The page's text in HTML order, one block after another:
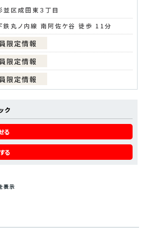
並区成田東３丁目
鉄丸ノ内線 南阿佐ケ谷 徒歩 11分
ク
る
る
表示